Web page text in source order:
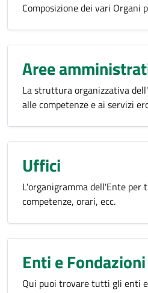
Composizione dei vari Organi
Aree
La struttura organizzativa
alle competenze e ai servizi
Uffici
L'organigramma dell'Ente per
competenze, orari, ecc.
Enti e Fondazioni
Qui puoi trovare tutti gli enti